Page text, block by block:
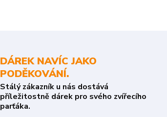
DÁREK NAVÍC JAKO
PODĚKOVÁNÍ.
Stálý zákazník u nás dostává
příležitostně dárek pro svého zvířecího
parťáka.